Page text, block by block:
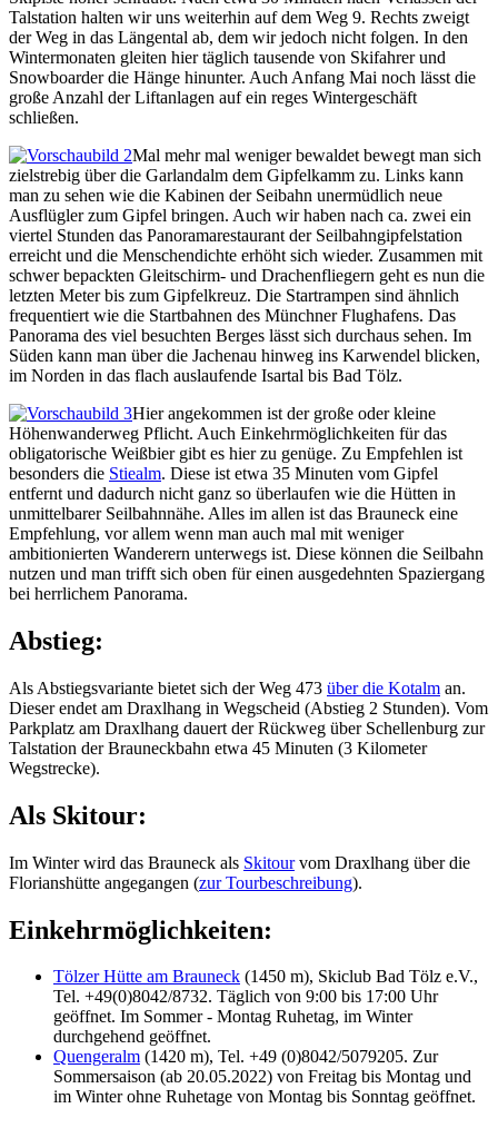
Talstation halten wir uns weiterhin auf dem Weg 9. Rechts zweigt
der Weg in das Längental ab, dem wir jedoch nicht folgen. In den
Wintermonaten gleiten hier täglich tausende von Skifahrer und
Snowboarder die Hänge hinunter. Auch Anfang Mai noch lässt die
große Anzahl der Liftanlagen auf ein reges Wintergeschäft
schließen.
Mal mehr mal weniger bewaldet bewegt man sich
zielstrebig über die Garlandalm dem Gipfelkamm zu. Links kann
man zu sehen wie die Kabinen der Seibahn unermüdlich neue
Ausflügler zum Gipfel bringen. Auch wir haben nach ca. zwei ein
viertel Stunden das Panoramarestaurant der Seilbahngipfelstation
erreicht und die Menschendichte erhöht sich wieder. Zusammen mit
schwer bepackten Gleitschirm- und Drachenfliegern geht es nun die
letzten Meter bis zum Gipfelkreuz. Die Startrampen sind ähnlich
frequentiert wie die Startbahnen des Münchner Flughafens. Das
Panorama des viel besuchten Berges lässt sich durchaus sehen. Im
Süden kann man über die Jachenau hinweg ins Karwendel blicken,
im Norden in das flach auslaufende Isartal bis Bad Tölz.
Hier angekommen ist der große oder kleine
Höhenwanderweg Pflicht. Auch Einkehrmöglichkeiten für das
obligatorische Weißbier gibt es hier zu genüge. Zu Empfehlen ist
besonders die Stiealm. Diese ist etwa 35 Minuten vom Gipfel
entfernt und dadurch nicht ganz so überlaufen wie die Hütten in
unmittelbarer Seilbahnnähe. Alles im allen ist das Brauneck eine
Empfehlung, vor allem wenn man auch mal mit weniger
ambitionierten Wanderern unterwegs ist. Diese können die Seilbahn
nutzen und man trifft sich oben für einen ausgedehnten Spaziergang
bei herrlichem Panorama.
Abstieg:
Als Abstiegsvariante bietet sich der Weg 473 über die Kotalm an.
Dieser endet am Draxlhang in Wegscheid (Abstieg 2 Stunden). Vom
Parkplatz am Draxlhang dauert der Rückweg über Schellenburg zur
Talstation der Brauneckbahn etwa 45 Minuten (3 Kilometer
Wegstrecke).
Als Skitour:
Im Winter wird das Brauneck als Skitourvom Draxlhang über die
Florianshütte angegangen (zur Tourbeschreibung).
Einkehrmöglichkeiten:
Tölzer Hütte am Brauneck (1450 m), Skiclub Bad Tölz e.V.,
Tel. +49(0)8042/8732. Täglich von 9:00 bis 17:00 Uhr
geöffnet. Im Sommer - Montag Ruhetag, im Winter
durchgehend geöffnet.
Quengeralm (1420 m), Tel. +49 (0)8042/5079205. Zur
Sommersaison (ab 20.05.2022) von Freitag bis Montag und
im Winter ohne Ruhetage von Montag bis Sonntag geöffnet.